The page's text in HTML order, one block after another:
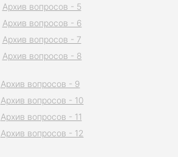
Архив вопросов - 5
Архив вопросов - 6
Архив вопросов - 7
Архив вопросов - 8
Архив вопросов - 9
Архив вопросов - 10
Архив вопросов - 11
Архив вопросов - 12